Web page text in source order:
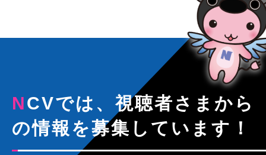
NCVでは、視聴者さまから
の情報を募集しています！